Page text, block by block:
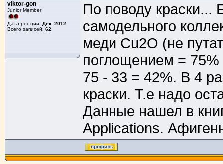
viktor-gon
Junior Member
Дата рег-ции: Дек. 2012
Всего записей: 62
По поводу краски...
самодельного
меди Cu2O (не
поглощением =
75 - 33 = 42%. В 4
краски. Т.е надо
Данные нашел в
Applications.